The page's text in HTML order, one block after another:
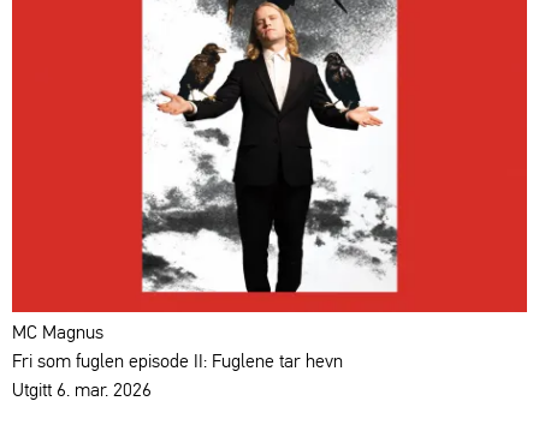
MC Magnus
Fri som fuglen episode II: Fuglene tar hevn
Utgitt 6. mar. 2026